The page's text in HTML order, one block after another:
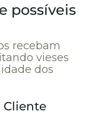
possíveis
recebam
vieses
dos
Cliente